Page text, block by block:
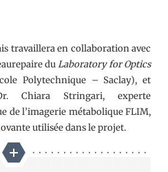
travaillera en collaboration avec
duLaboratory for Optics
Polytechnique – Saclay), et
Chiara Stringari, experte
de l’imagerie métabolique FLIM,
utilisée dans le projet.